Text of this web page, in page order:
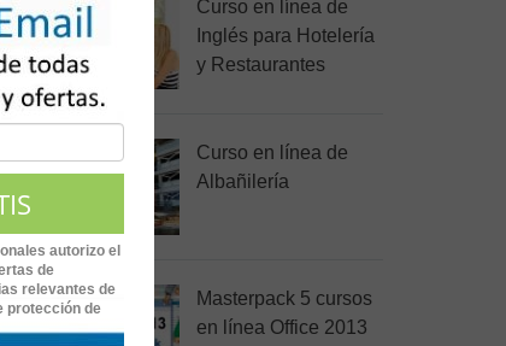
Curso en línea de
Inglés para Hotelería
y Restaurantes
Curso en línea de
Albañilería
Masterpack 5 cursos
en línea Office 2013
autorizo el
de
relevantes de
protección de